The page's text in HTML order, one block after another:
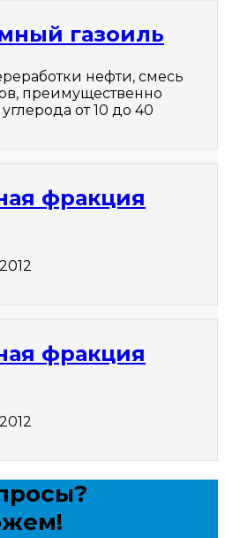
газоиль
нефти, смесь
преимущественно
от 10 до 40
фракция
фракция